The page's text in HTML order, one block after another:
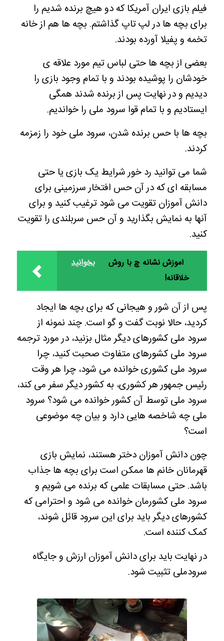
فیلم بازی ایران آمریکا که دو هیچ برنده شدیم را
برای بچه ها در لپ تاپ گذاشتم. بچه ها هم از خانه
تخمه و پفیلا آورده بودند.
بعضی از بچه ها حتی لباس تیم مورد علاقه ی
خودشان را پوشیده بودند و با تمام وجود بازی را
دیدیم و در نهایت پس از برنده شدند همگی
ایستادیم و با تمام قوا سرود ملی را خواندیم.
بچه ها با حس برنده شدن، سرود ملی خود را زمزمه
کردند.
شما می توانید رد خور شرایط یک بازی یا حتی
مسابقه ای که در آن حس افتخار سرزمینی برای
دانش آموزان تقویت می شود ترغیب کنید و برای
آنها به نمایش بگذارید و آن حس سربلندی را تقویت
کنید.
بخوانید
آموزش نشانه چ با روش
خلاقانه!
پس از آن شور و هیجانی که برای بچه ها ایجاد
کردید، حالا نوبت گفت و گو است. چند نمونه از
سرود ملی کشورهای دیگر مثال بزنید، در مورد ترجمه
سرود ملی کشورهای متفاوت صحبت کنید، چرا
سرود ملی کشوری خوانده می شود، چرا هر وقت
رئیس جمهور هر کشوری، به کشور دیگر سفر می کند،
سرود ملی توسط آن کشور خوانده می شود؟ سرود
ملی چه شاخصه هایی دارد و بیان چه موضوعی
است؟
چون دانش آموزان دختر هستند، نمایش بازی
قهرمانان خانم ها ممکن است برای بچه ها جذاب
باشد. حتی مسابقات علمی که برنده می شویم و
سرود ملی کشورمان خوانده می شود و احترامی که
کشورهای دیگر باید برای این سرود قائل شوند،
کمک کننده است.
در نهایت باید برای دانش آموزان ارزش و جایگاه
سرودملی تثبیت شود.